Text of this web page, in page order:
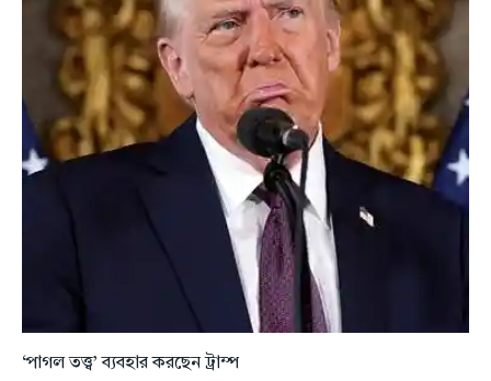
‘পাগল তত্ত্ব’ ব্যবহার করছেন ট্রাম্প